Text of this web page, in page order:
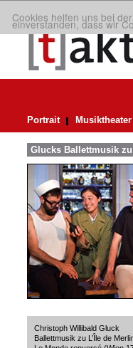
Cookies helfen uns bei
einverstanden, dass wir
Portrait Musiktheater
Glucks Ballettmusik zu
Christoph Willibald Gluck
Ballettmusik zu L’Île de